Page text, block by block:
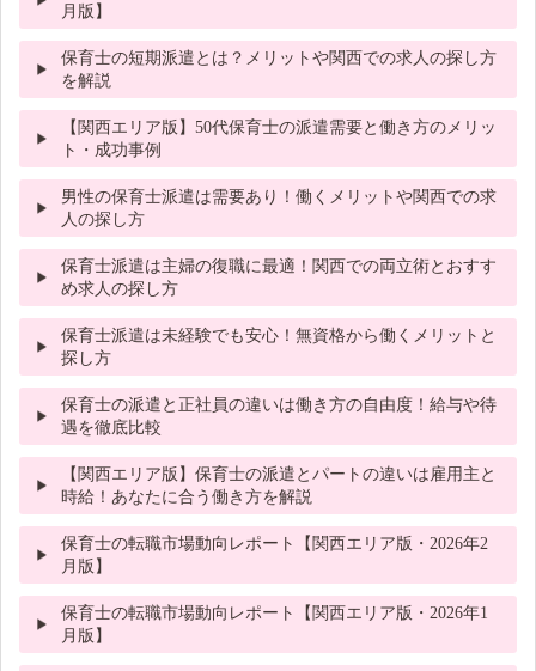
月版】
保育士の短期派遣とは？メリットや関西での求人の探し方
を解説
【関西エリア版】50代保育士の派遣需要と働き方のメリッ
ト・成功事例
男性の保育士派遣は需要あり！働くメリットや関西での求
人の探し方
保育士派遣は主婦の復職に最適！関西での両立術とおすす
め求人の探し方
保育士派遣は未経験でも安心！無資格から働くメリットと
探し方
保育士の派遣と正社員の違いは働き方の自由度！給与や待
遇を徹底比較
【関西エリア版】保育士の派遣とパートの違いは雇用主と
時給！あなたに合う働き方を解説
保育士の転職市場動向レポート【関西エリア版・2026年2
月版】
保育士の転職市場動向レポート【関西エリア版・2026年1
月版】